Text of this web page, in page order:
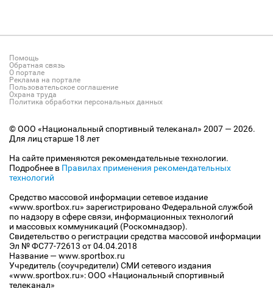
Помощь
Обратная связь
О портале
Реклама на портале
Пользовательское соглашение
Охрана труда
Политика обработки персональных данных
© ООО «Национальный спортивный телеканал» 2007 — 2026.
Для лиц старше 18 лет
На сайте применяются рекомендательные технологии.
Подробнее в Правилах применения рекомендательных
технологий
Средство массовой информации сетевое издание
«www.sportbox.ru» зарегистрировано Федеральной службой
по надзору в сфере связи, информационных технологий
и массовых коммуникаций (Роскомнадзор).
Свидетельство о регистрации средства массовой информации
Эл № ФС77-72613 от 04.04.2018
Название — www.sportbox.ru
Учредитель (соучредители) СМИ сетевого издания
«www.sportbox.ru»: ООО «Национальный спортивный
телеканал»